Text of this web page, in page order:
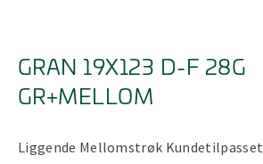
GRAN 19X123 D-F 28G
GR+MELLOM
Liggende Mellomstrøk Kundetilpasset